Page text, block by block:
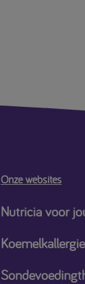
Onze websites
Nutricia voor
Koemelkallergie